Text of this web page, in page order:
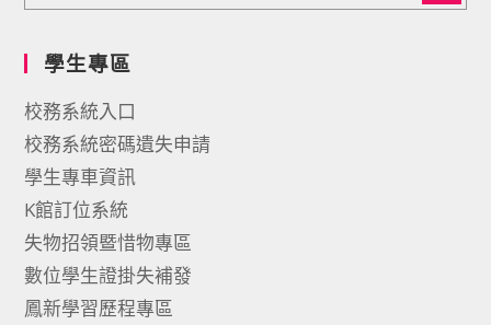
學生專區
校務系統入口
校務系統密碼遺失申請
學生專車資訊
K館訂位系統
失物招領暨惜物專區
數位學生證掛失補發
鳳新學習歷程專區